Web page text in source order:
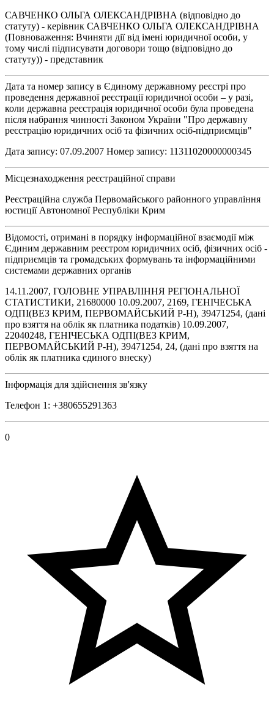
САВЧЕНКО ОЛЬГА ОЛЕКСАНДРІВНА (відповідно до
статуту) - керівник САВЧЕНКО ОЛЬГА ОЛЕКСАНДРІВНА
(Повноваження: Вчиняти дії від імені юридичної особи, у
тому числі підписувати договори тощо (відповідно до
статуту)) - представник
Дата та номер запису в Єдиному державному реєстрі про
проведення державної реєстрації юридичної особи – у разі,
коли державна реєстрація юридичної особи була проведена
після набрання чинності Законом України "Про державну
реєстрацію юридичних осіб та фізичних осіб-підприємців"
Дата запису: 07.09.2007 Номер запису: 11311020000000345
Місцезнаходження реєстраційної справи
Реєстраційна служба Первомайського районного управління
юстиції Автономної Республіки Крим
Відомості, отримані в порядку інформаційної взаємодії між
Єдиним державним реєстром юридичних осіб, фізичних осіб -
підприємців та громадських формувань та інформаційними
системами державних органів
14.11.2007, ГОЛОВНЕ УПРАВЛІННЯ РЕГІОНАЛЬНОЇ
СТАТИСТИКИ, 21680000 10.09.2007, 2169, ГЕНIЧЕСЬКА
ОДПI(ВЕЗ КРИМ, ПЕРВОМАЙСЬКИЙ Р-Н), 39471254, (дані
про взяття на облік як платника податків) 10.09.2007,
22040248, ГЕНIЧЕСЬКА ОДПI(ВЕЗ КРИМ,
ПЕРВОМАЙСЬКИЙ Р-Н), 39471254, 24, (дані про взяття на
облік як платника єдиного внеску)
Інформація для здійснення зв'язку
Телефон 1: +380655291363
0